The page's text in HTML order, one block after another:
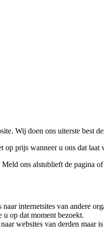
Wij doen ons uiterste best
prijs wanneer u ons dat laat
ons alstublieft de
internetsites van andere
u op dat moment bezoekt.
websites van derden maar